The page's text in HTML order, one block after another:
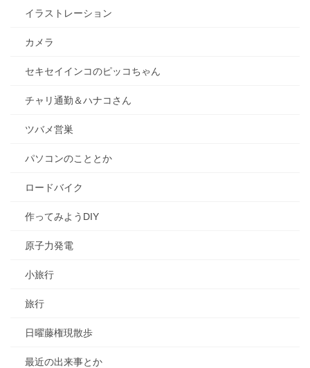
イラストレーション
カメラ
セキセイインコのピッコちゃん
チャリ通勤＆ハナコさん
ツバメ営巣
パソコンのこととか
ロードバイク
作ってみようDIY
原子力発電
小旅行
旅行
日曜藤権現散歩
最近の出来事とか